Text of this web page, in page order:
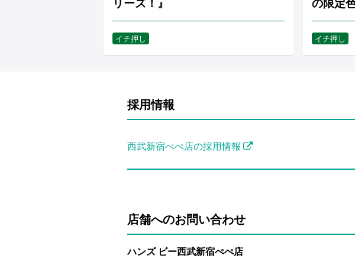
イチ押し イチ押し
採用情報
西武新宿ぺぺ店の採用情報
店舗へのお問い合わせ
ハンズ ビー西武新宿ぺぺ店